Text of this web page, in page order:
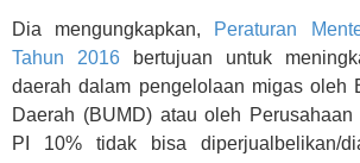
Dia mengungkapkan, Peraturan
Tahun 2016 bertujuan untuk
daerah dalam pengelolaan migas oleh
Daerah (BUMD) atau oleh Perusahaan
PI 10% tidak bisa diperjualbelikan/